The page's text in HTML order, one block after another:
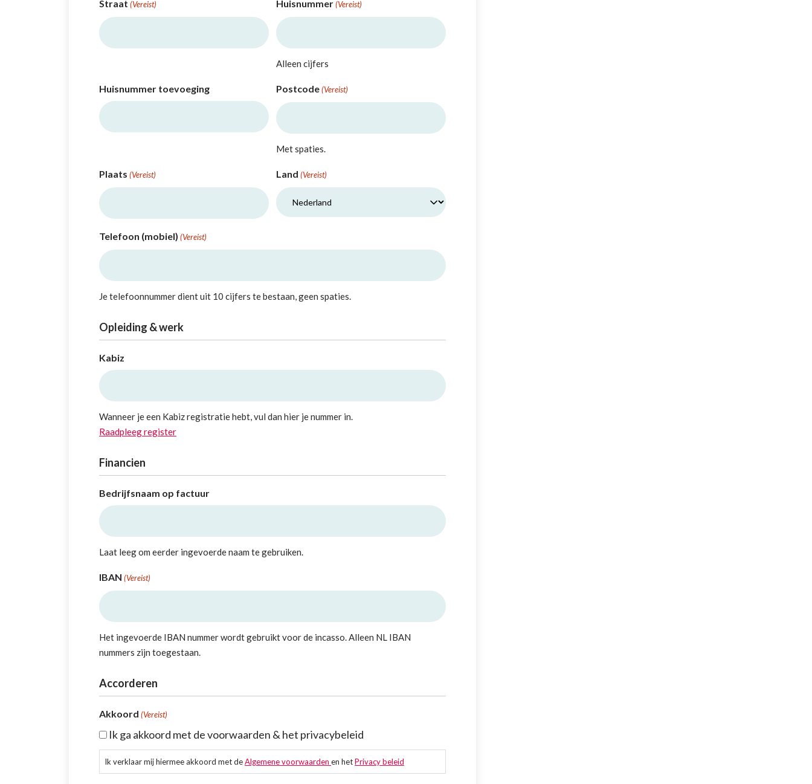
Straat (Vereist) Huisnummer (Vereist)
Alleen cijfers
Huisnummer toevoeging Postcode (Vereist)
Met spaties.
Plaats (Vereist) Land (Vereist)
Telefoon (mobiel) (Vereist)
Je telefoonnummer dient uit 10 cijfers te bestaan, geen spaties.
Opleiding & werk
Kabiz
Wanneer je een Kabiz registratie hebt, vul dan hier je nummer in.
Raadpleeg register
Financien
Bedrijfsnaam op factuur
Laat leeg om eerder ingevoerde naam te gebruiken.
IBAN (Vereist)
Het ingevoerde IBAN nummer wordt gebruikt voor de incasso. Alleen NL IBAN
nummers zijn toegestaan.
Accorderen
Akkoord (Vereist)
Ik ga akkoord met de voorwaarden & het privacybeleid
Ik verklaar mij hiermee akkoord met deAlgemene voorwaarden en hetPrivacy beleid